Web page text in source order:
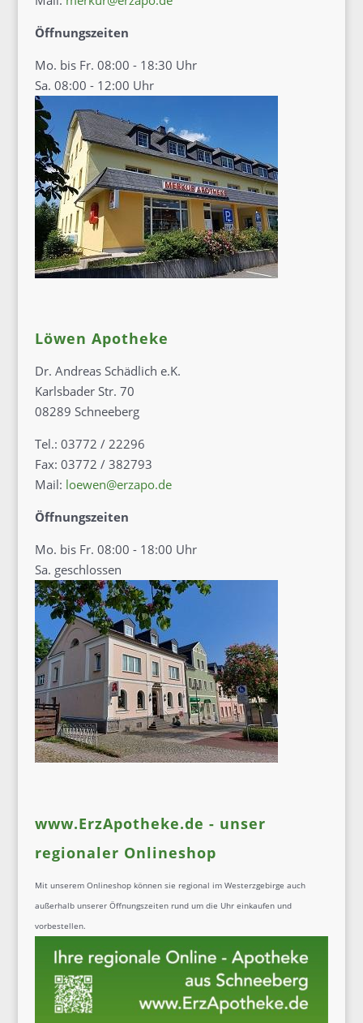
Öffnungszeiten
Mo. bis Fr. 08:00 - 18:30 Uhr
Sa. 08:00 - 12:00 Uhr
Löwen Apotheke
Dr. Andreas Schädlich e.K.
Karlsbader Str. 70
08289 Schneeberg
Tel.: 03772 / 22296
Fax: 03772 / 382793
Mail: loewen@erzapo.de
Öffnungszeiten
Mo. bis Fr. 08:00 - 18:00 Uhr
Sa. geschlossen
www.ErzApotheke.de - unser
regionaler Onlineshop
Mit unserem Onlineshop können sie regional im Westerzgebirge auch
außerhalb unserer Öffnungszeiten rund um die Uhr einkaufen und
vorbestellen.